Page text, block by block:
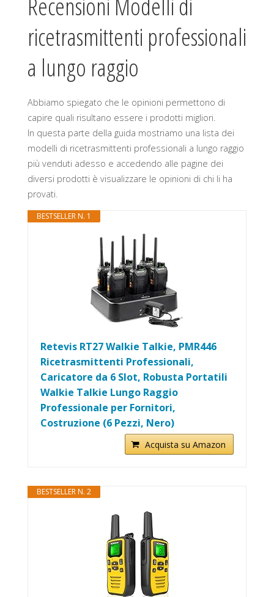
Recensioni Modelli di
ricetrasmittenti professionali
a lungo raggio
Abbiamo spiegato che le opinioni permettono di
capire quali risultano essere i prodotti migliori.
In questa parte della guida mostriamo una lista dei
modelli di ricetrasmittenti professionali a lungo raggio
più venduti adesso e accedendo alle pagine dei
diversi prodotti è visualizzare le opinioni di chi li ha
provati.
BESTSELLER N. 1
Retevis RT27 Walkie Talkie, PMR446
Ricetrasmittenti Professionali,
Caricatore da 6 Slot, Robusta Portatili
Walkie Talkie Lungo Raggio
Professionale per Fornitori,
Costruzione (6 Pezzi, Nero)
Acquista su Amazon
BESTSELLER N. 2